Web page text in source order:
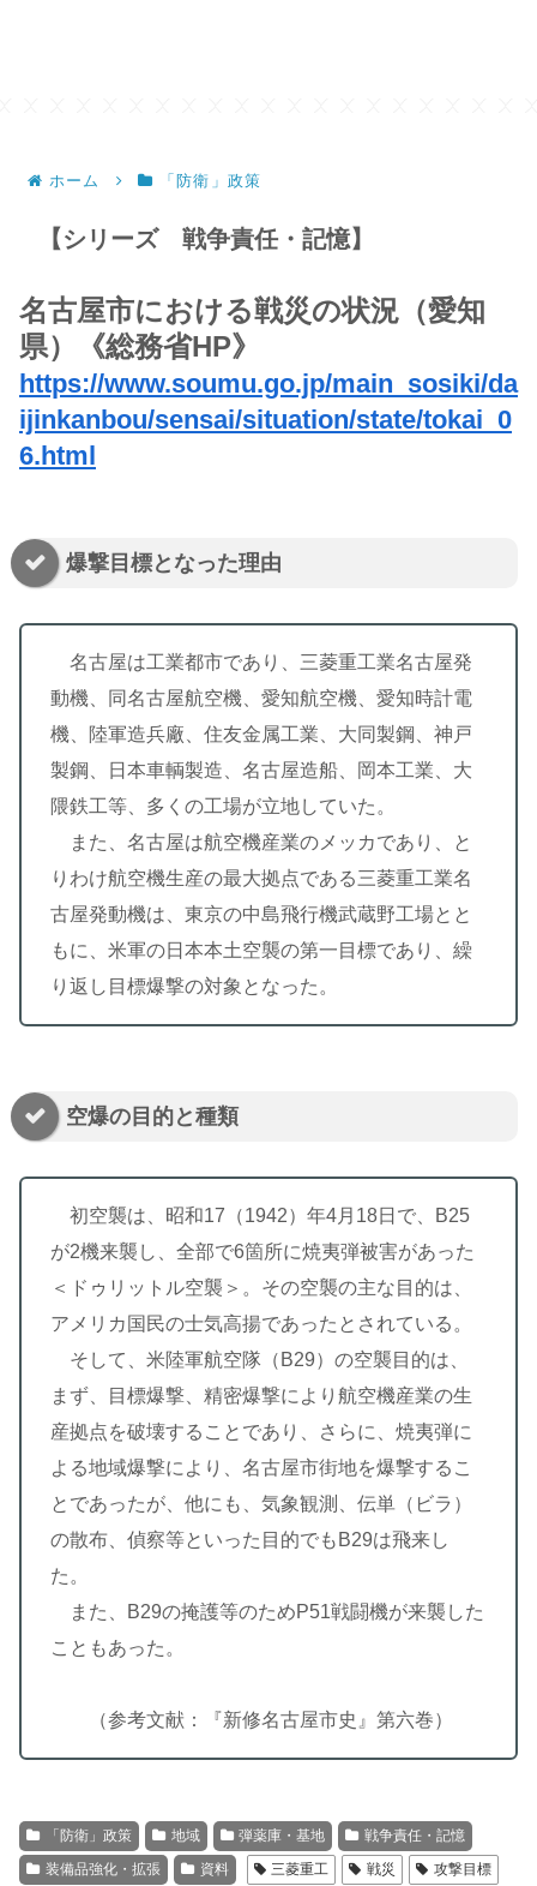
ホーム 「防衛」政策
【シリーズ 戦争責任・記憶】
名古屋市における戦災の状況（愛知
県）
《総務省HP》
https://www.soumu.go.jp/main_sosiki/da
ijinkanbou/sensai/situation/state/tokai_0
6.html
爆撃目標となった理由
名古屋は工業都市であり、三菱重工業名古屋発
動機、同名古屋航空機、愛知航空機、愛知時計電
機、陸軍造兵廠、住友金属工業、大同製鋼、神戸
製鋼、日本車輌製造、名古屋造船、岡本工業、大
隈鉄工等、多くの工場が立地していた。
また、名古屋は航空機産業のメッカであり、と
りわけ航空機生産の最大拠点である三菱重工業名
古屋発動機は、東京の中島飛行機武蔵野工場とと
もに、米軍の日本本土空襲の第一目標であり、繰
り返し目標爆撃の対象となった。
空爆の目的と種類
初空襲は、昭和17（1942）年4月18日で、B25
が2機来襲し、全部で6箇所に焼夷弾被害があった
＜ドゥリットル空襲＞。その空襲の主な目的は、
アメリカ国民の士気高揚であったとされている。
そして、米陸軍航空隊（B29）の空襲目的は、
まず、目標爆撃、精密爆撃により航空機産業の生
産拠点を破壊することであり、さらに、焼夷弾に
よる地域爆撃により、名古屋市街地を爆撃するこ
とであったが、他にも、気象観測、伝単（ビラ）
の散布、偵察等といった目的でもB29は飛来し
た。
また、B29の掩護等のためP51戦闘機が来襲した
こともあった。
（参考文献：『新修名古屋市史』第六巻）
「防衛」政策 地域 弾薬庫・基地
戦争責任・記憶
装備品強化・拡張
資料 三菱重工 戦災
攻撃目標